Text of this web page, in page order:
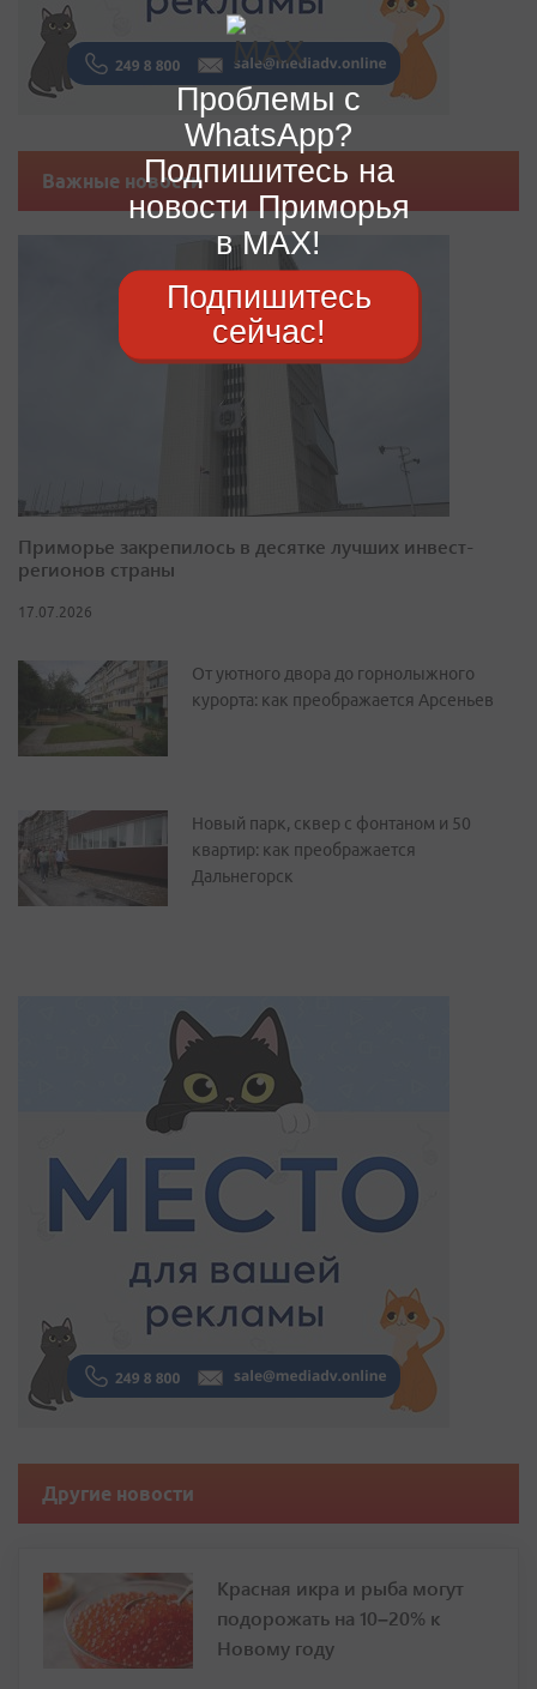
Важные новости
Приморье закрепилось в десятке лучших инвест-
регионов страны
17.07.2026
От уютного двора до горнолыжного
курорта: как преображается Арсеньев
Новый парк, сквер с фонтаном и 50
квартир: как преображается
Дальнегорск
Другие новости
Красная икра и рыба могут
подорожать на 10–20% к
Новому году
Проблемы с
WhatsApp?
Подпишитесь на
новости Приморья
в MAX!
Подпишитесь
сейчас!